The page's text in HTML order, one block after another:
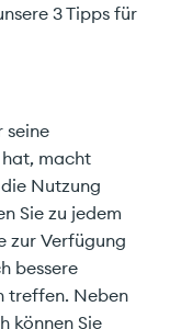
3 Tipps für
seine
hat, macht
Nutzung
Sie zu jedem
zur Verfügung
bessere
treffen. Neben
können Sie